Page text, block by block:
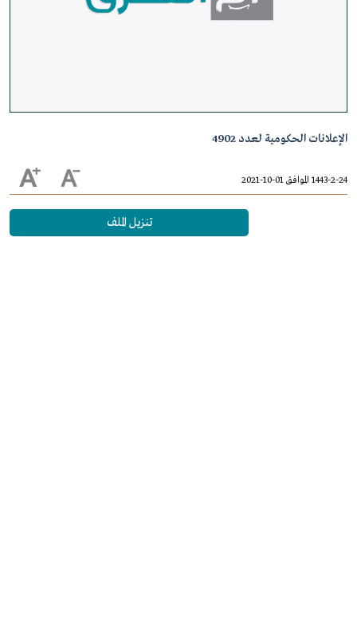
الإعلانات الحكومية لعدد 4902
1443-2-24 الموافق 01-10-2021
تنزيل الملف